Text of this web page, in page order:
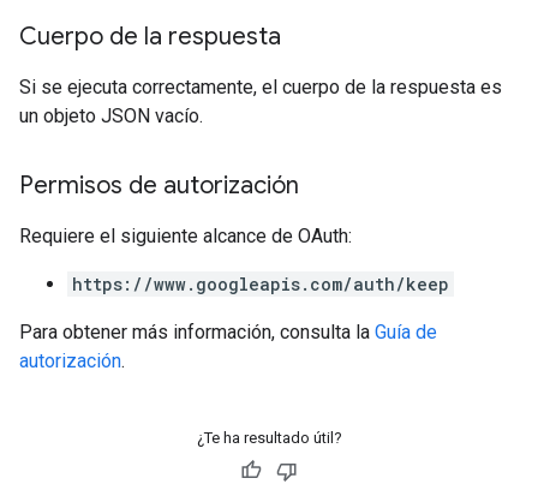
Cuerpo de la respuesta
Si se ejecuta correctamente, el cuerpo de la respuesta es
un objeto JSON vacío.
Permisos de autorización
Requiere el siguiente alcance de OAuth:
https://www.googleapis.com/auth/keep
Para obtener más información, consulta la Guía de
autorización.
¿Te ha resultado útil?